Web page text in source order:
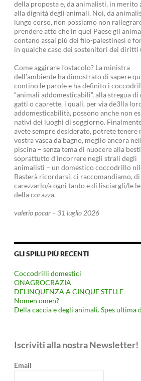
della proposta e, da animalisti, in merito
alla dignità degli animali. Noi, da
lungo corso, non possiamo non
prendere atto che in quel Paese gli
contano assai più dei filo-palestinesi e
in qualche caso dei sostenitori dei diritti
Come aggirare l’ostacolo? La ministra
dell’ambiente ha dimostrato di sapere
contino le parole e ha definito i
“animali addomesticabili”, alla stregua di
gatti o caprette, i quali, per via de3lla
addomesticabilità, possono anche non
nativi dei luoghi di soggiorno.
avete sempre desiderato, potrete tenere
vostra vasca da bagno, meglio ancora
piscina – senza tema di nuocere alla
soprattutto d’incorrere negli strali degli
animalisti – un domestico coccodrillo
Basterà ricordarsi, ci raccomandiamo, di
carezzarlo/a ogni tanto e di lisciargli/le
della corazza.
valerio pocar – 31 luglio 2026
GLI SPILLI PIÙ RECENTI
Coccodrilli domestici
ONAGROCRAZIA
DELINQUENZA A CINQUE STELLE
Nomen omen?
Della caccia e degli animali. Spes ultima
Iscriviti alla nostra Newsletter!
Email